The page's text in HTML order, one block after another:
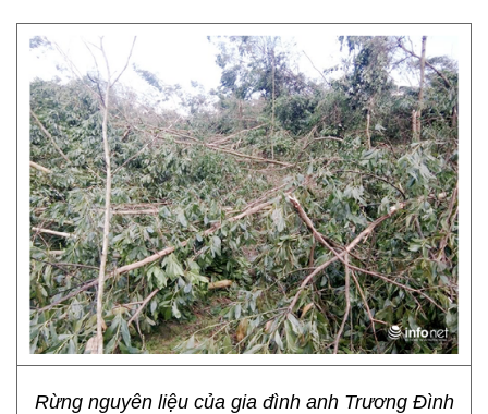
Rừng nguyên liệu của gia đình anh Trương Đình